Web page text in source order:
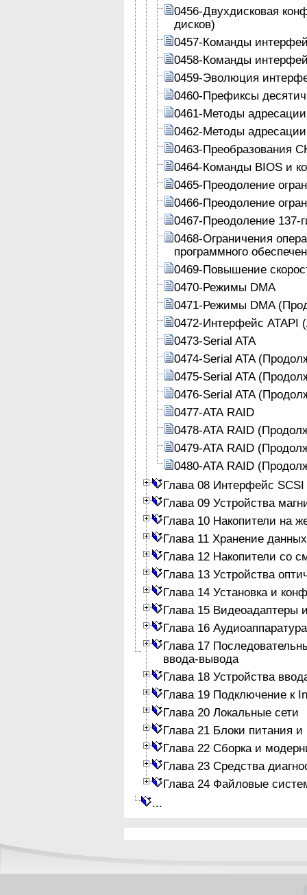
0456-Двухдисковая
дисков)
0457-Команды
0458-Команды
0459-Эволюция
0460-Префиксы
0461-Методы
0462-Методы
0463-Преобразования
0464-Команды BIOS и
0465-Преодоление
0466-Преодоление
0467-Преодоление 137-
0468-Ограничения
программного
0469-Повышение
0470-Режимы DMA
0471-Режимы DMA
0472-Интерфейс ATAPI
0473-Serial ATA
0474-Serial ATA
0475-Serial ATA
0476-Serial ATA
0477-АТА RAID
0478-АТА RAID
0479-АТА RAID
0480-АТА RAID
Глава 08 Интерфейс SCSI
Глава 09 Устройства
Глава 10 Накопители на
Глава 11 Хранение
Глава 12 Накопители со
Глава 13 Устройства
Глава 14 Установка и
Глава 15 Видеоадаптеры
Глава 16 Аудиоаппаратура
Глава 17
ввода-вывода
Глава 18 Устройства
Глава 19 Подключение к
Глава 20 Локальные сети
Глава 21 Блоки питания и
Глава 22 Сборка и
Глава 23 Средства
Глава 24 Файловые